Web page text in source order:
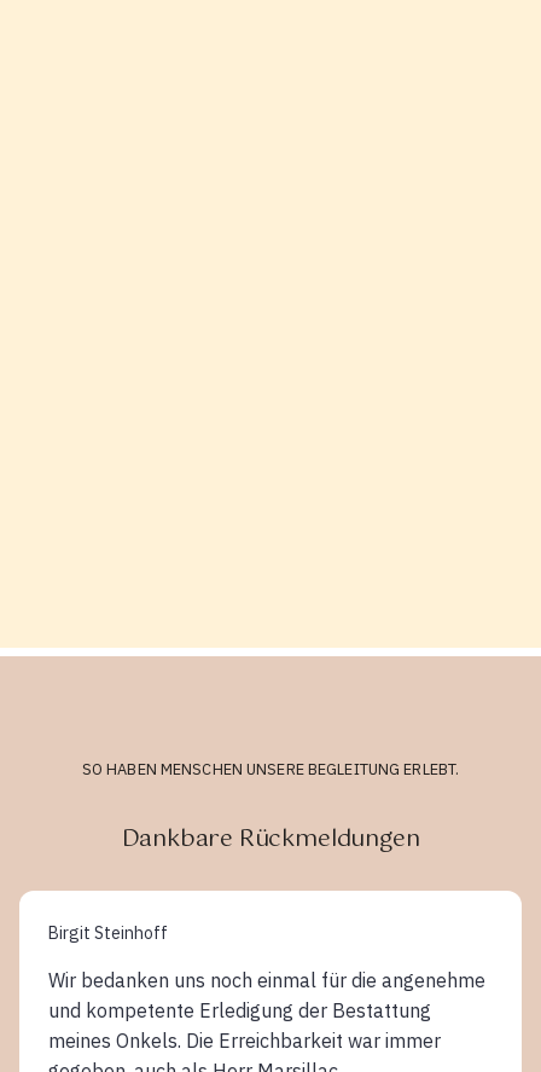
SO HABEN MENSCHEN UNSERE BEGLEITUNG ERLEBT.
Dankbare Rückmeldungen
Birgit Steinhoff
Wir bedanken uns noch einmal für die angenehme
und kompetente Erledigung der Bestattung
meines Onkels. Die Erreichbarkeit war immer